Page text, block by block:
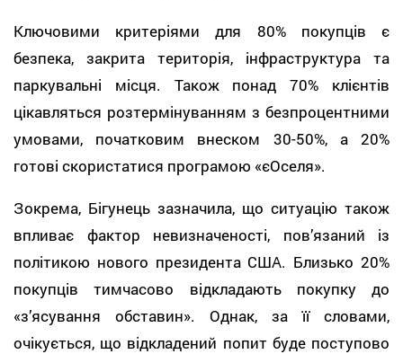
Ключовими критеріями для 80% покупців є
безпека, закрита територія, інфраструктура та
паркувальні місця. Також понад 70% клієнтів
цікавляться розтермінуванням з безпроцентними
умовами, початковим внеском 30-50%, а 20%
готові скористатися програмою «єОселя».
Зокрема, Бігунець зазначила, що ситуацію також
впливає фактор невизначеності, пов’язаний із
політикою нового президента США. Близько 20%
покупців тимчасово відкладають покупку до
«з’ясування обставин». Однак, за її словами,
очікується, що відкладений попит буде поступово